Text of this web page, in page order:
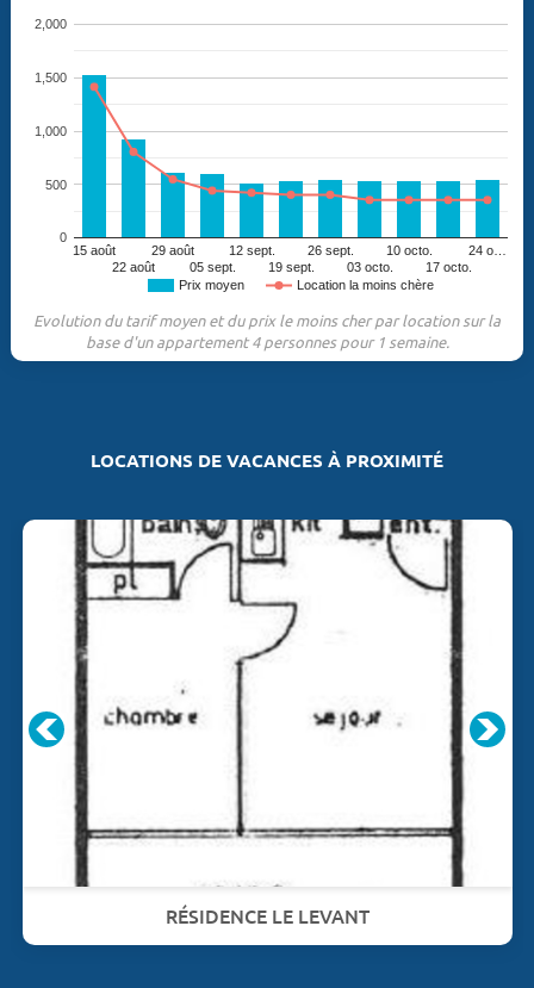
Prix moyen Location la moins chère
15 août
22 août
29 août
05 sept.
12 sept.
19 sept.
26 sept.
03 octo.
10 octo.
17 octo.
24 o…
0
500
1,000
1,500
2,000
Evolution du tarif moyen et du prix le moins cher par location sur la
base d'un appartement 4 personnes pour 1 semaine.
LOCATIONS DE VACANCES À PROXIMITÉ
RÉSIDENCE LE LEVANT